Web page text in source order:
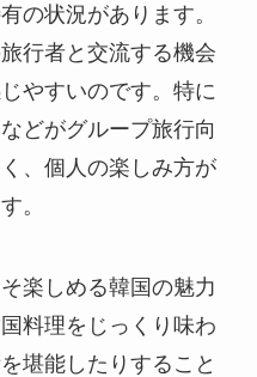
の状況があります。
行者と交流する機会
やすいのです。特に
どがグループ旅行向
、個人の楽しみ方が
。
楽しめる韓国の魅力
料理をじっくり味わ
堪能したりすること